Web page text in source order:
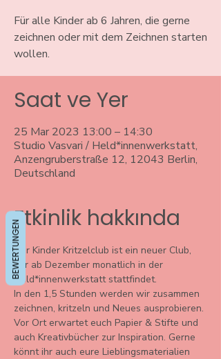
Für alle Kinder ab 6 Jahren, die gerne
zeichnen oder mit dem Zeichnen starten
wollen.
Saat ve Yer
25 Mar 2023 13:00 – 14:30
Studio Vasvari / Held*innenwerkstatt,
Anzengruberstraße 12, 12043 Berlin,
Deutschland
Etkinlik hakkında
Der Kinder Kritzelclub ist ein neuer Club,
der ab Dezember monatlich in der
Held*innenwerkstatt stattfindet.
In den 1,5 Stunden werden wir zusammen
zeichnen, kritzeln und Neues ausprobieren.
Vor Ort erwartet euch Papier & Stifte und
auch Kreativbücher zur Inspiration. Gerne
könnt ihr auch eure Lieblingsmaterialien
BEWERTUNGEN